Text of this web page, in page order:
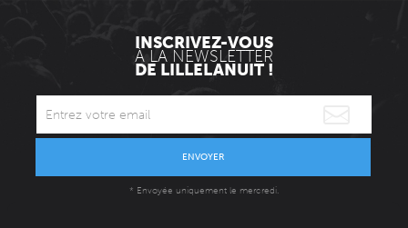
INSCRIVEZ-VOUS
À LA NEWSLETTER
DE LILLELANUIT !
ENVOYER
* Envoyée uniquement le mercredi.